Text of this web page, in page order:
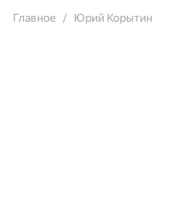
Главное Юрий Корытин